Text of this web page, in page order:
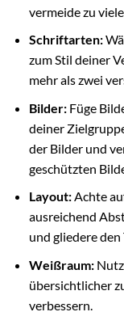
vermeide zu
Schriftarten:
zum Stil deiner
mehr als zwei
Bilder:Füge
deiner
der Bilder und
geschützten
Layout:Achte
ausreichend
und gliedere den
Weißraum:
übersichtlicher
verbessern.